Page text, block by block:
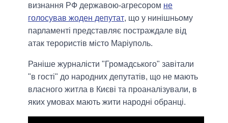
визнання РФ державою-агресором не
голосував жоден депутат, що у нинішньому
парламенті представляє постраждале від
атак терористів місто Маріуполь.
Раніше журналісти "Громадського" завітали
"в гості" до народних депутатів, що не мають
власного житла в Києві та проаналізували, в
яких умовах мають жити народні обранці.